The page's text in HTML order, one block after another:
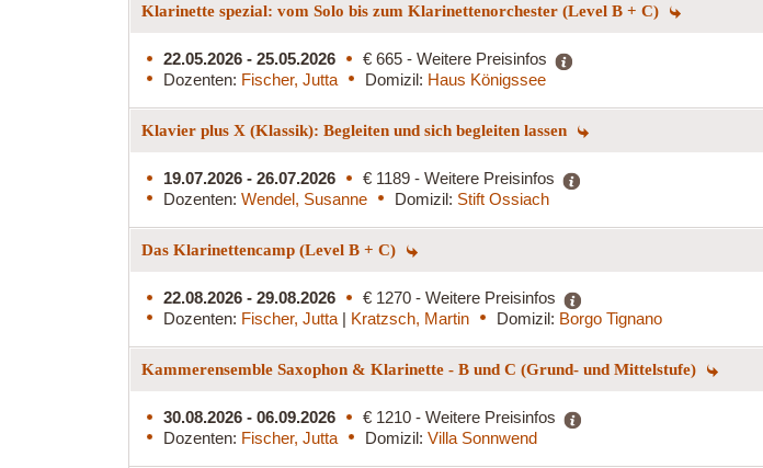
Klarinette spezial: vom Solo bis zum Klarinettenorchester (Level B + C)
22.05.2026 - 25.05.2026
€ 665 - Weitere Preisinfos
Dozenten: Fischer, Jutta Domizil: Haus Königssee
Klavier plus X (Klassik): Begleiten und sich begleiten lassen
19.07.2026 - 26.07.2026
€ 1189 - Weitere Preisinfos
Dozenten: Wendel, Susanne Domizil: Stift Ossiach
Das Klarinettencamp (Level B + C)
22.08.2026 - 29.08.2026
€ 1270 - Weitere Preisinfos
Dozenten: Fischer, Jutta | Kratzsch, Martin Domizil: Borgo Tignano
Kammerensemble Saxophon & Klarinette - B und C (Grund- und Mittelstufe)
30.08.2026 - 06.09.2026
€ 1210 - Weitere Preisinfos
Dozenten: Fischer, Jutta Domizil: Villa Sonnwend